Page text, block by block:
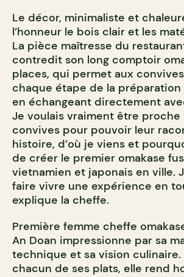
Le décor, minimaliste et
l’honneur le bois clair et les
La pièce maîtresse du
contredit son long comptoir
places, qui permet aux
chaque étape de la
en échangeant directement
Je voulais vraiment être proche
convives pour pouvoir leur
histoire, d’où je viens et
de créer le premier omakase
vietnamien et japonais en ville.
faire vivre une expérience en
explique la cheffe.
Première femme cheffe
An Doan impressionne par sa
technique et sa vision culinaire.
chacun de ses plats, elle rend